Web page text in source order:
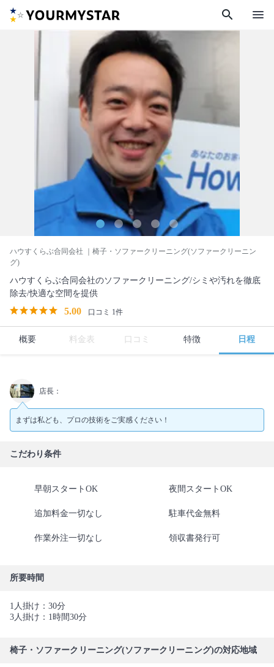
search menu
ハウすくらぶ合同会社 ｜椅子・ソファークリーニング(ソファークリーニン
グ)
ハウすくらぶ合同会社のソファークリーニング/シミや汚れを徹底
除去/快適な空間を提供
5.00 口コミ 1件
概要 料金表 口コミ 特徴 日程
店長：
まずは私ども、プロの技術をご実感ください！
こだわり条件
早朝スタートOK 夜間スタートOK
追加料金一切なし 駐車代金無料
作業外注一切なし 領収書発行可
所要時間
1人掛け：30分
3人掛け：1時間30分
椅子・ソファークリーニング(ソファークリーニング)の対応地域